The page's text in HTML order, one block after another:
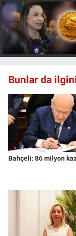
Bunlar da
Bahçeli: 86 milyon